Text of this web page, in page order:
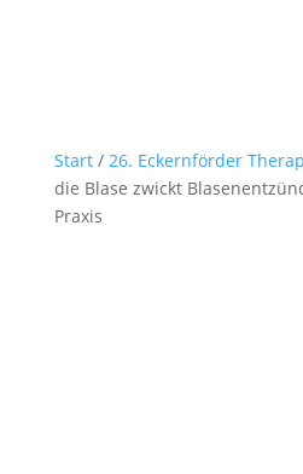
Start/ 26. Eckernförder
die Blase zwickt
Praxis